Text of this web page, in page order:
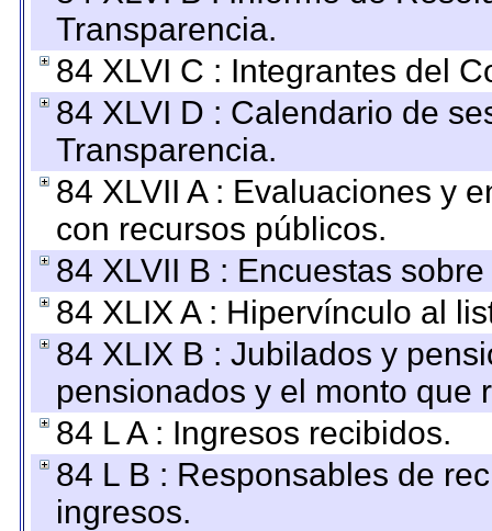
Transparencia.
84 XLVI C : Integrantes del
84 XLVI D : Calendario de
Transparencia.
84 XLVII A : Evaluaciones y
con recursos públicos.
84 XLVII B : Encuestas
84 XLIX A : Hipervínculo al
84 XLIX B : Jubilados y
pensionados y el monto que
84 L A : Ingresos recibidos.
84 L B : Responsables de
ingresos.